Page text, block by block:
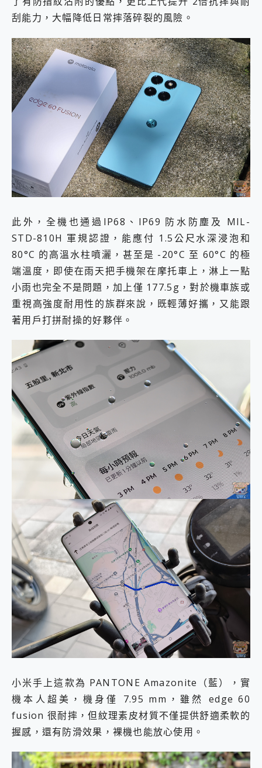
刮能力，大幅降低日常摔落碎裂的風險。
此外，全機也通過IP68、IP69 防水防塵及 MIL-
STD-810H 軍規認證，能應付 1.5公尺水深浸泡和
80°C 的高溫水柱噴灑，甚至是 -20°C 至 60°C 的極
端溫度，即使在雨天把手機架在摩托車上，淋上一點
小雨也完全不是問題，加上僅 177.5g，對於機車族或
重視高強度耐用性的族群來說，既輕薄好攜，又能跟
著用戶打拼耐操的好夥伴。
小米手上這款為 PANTONE Amazonite（藍），實
機本人超美，機身僅 7.95 mm，雖然 edge 60
fusion 很耐摔，但紋理素皮材質不僅提供舒適柔軟的
握感，還有防滑效果，裸機也能放心使用。